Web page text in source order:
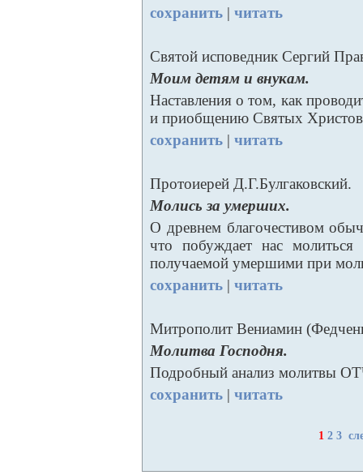
сохранить | читать
Святой исповедник Сергий
Моим детям и внукам.
Наставления о том, как
и приобщению Святых
сохранить | читать
Протоиерей Д.Г.Булгаковский.
Молись за умерших.
О древнем благочестивом
что побуждает нас
получаемой умершими при
сохранить | читать
Митрополит Вениамин
Молитва Господня.
Подробный анализ молитвы
сохранить | читать
1 2 3